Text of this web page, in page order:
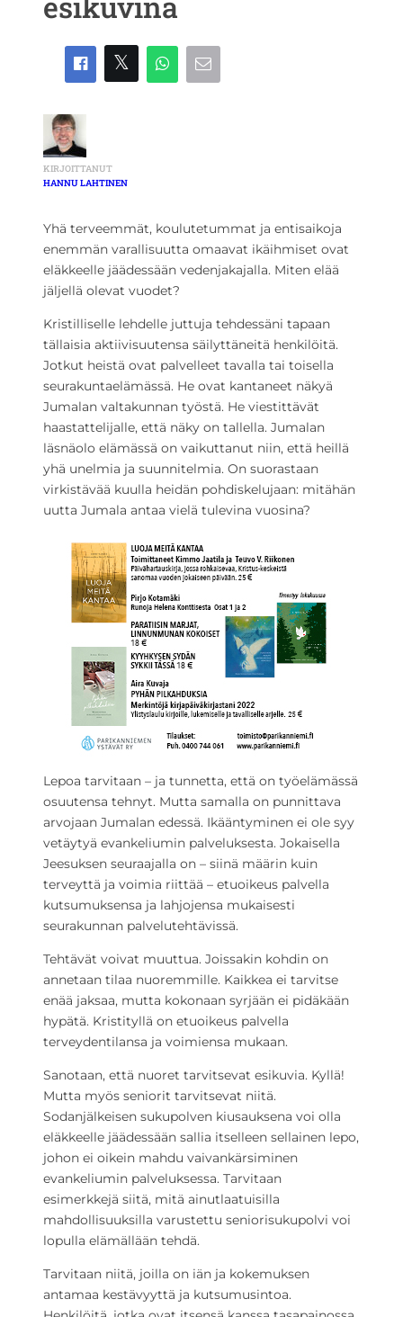
KIRJOITTANUT
HANNU LAHTINEN
Yhä terveemmät, koulutetummat ja entisaikoja
enemmän varallisuutta omaavat ikäihmiset ovat
eläkkeelle jäädessään vedenjakajalla. Miten elää
jäljellä olevat vuodet?
Kristilliselle lehdelle juttuja tehdessäni tapaan
tällaisia aktiivisuutensa säilyttäneitä henkilöitä.
Jotkut heistä ovat palvelleet tavalla tai toisella
seurakuntaelämässä. He ovat kantaneet näkyä
Jumalan valtakunnan työstä. He viestittävät
haastattelijalle, että näky on tallella. Jumalan
läsnäolo elämässä on vaikuttanut niin, että heillä
yhä unelmia ja suunnitelmia. On suorastaan
virkistävää kuulla heidän pohdiskelujaan: mitähän
uutta Jumala antaa vielä tulevina vuosina?
Lepoa tarvitaan – ja tunnetta, että on työelämässä
osuutensa tehnyt. Mutta samalla on punnittava
arvojaan Jumalan edessä. Ikääntyminen ei ole syy
vetäytyä evankeliumin palveluksesta. Jokaisella
Jeesuksen seuraajalla on – siinä määrin kuin
terveyttä ja voimia riittää – etuoikeus palvella
kutsumuksensa ja lahjojensa mukaisesti
seurakunnan palvelutehtävissä.
Tehtävät voivat muuttua. Joissakin kohdin on
annetaan tilaa nuoremmille. Kaikkea ei tarvitse
enää jaksaa, mutta kokonaan syrjään ei pidäkään
hypätä. Kristityllä on etuoikeus palvella
terveydentilansa ja voimiensa mukaan.
Sanotaan, että nuoret tarvitsevat esikuvia. Kyllä!
Mutta myös seniorit tarvitsevat niitä.
Sodanjälkeisen sukupolven kiusauksena voi olla
eläkkeelle jäädessään sallia itselleen sellainen lepo,
johon ei oikein mahdu vaivankärsiminen
evankeliumin palveluksessa. Tarvitaan
esimerkkejä siitä, mitä ainutlaatuisilla
mahdollisuuksilla varustettu seniorisukupolvi voi
lopulla elämällään tehdä.
Tarvitaan niitä, joilla on iän ja kokemuksen
antamaa kestävyyttä ja kutsumusintoa.